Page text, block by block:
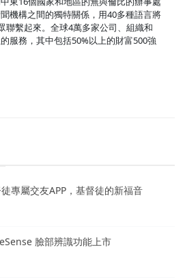
機構之間的獨特關係，用40多種語言將
聯繫起來。全球4萬多家公司、組織和
服務，其中包括50%以上的財富500強
專屬交友APP，基督徒的新福音
臉部辨識功能上市